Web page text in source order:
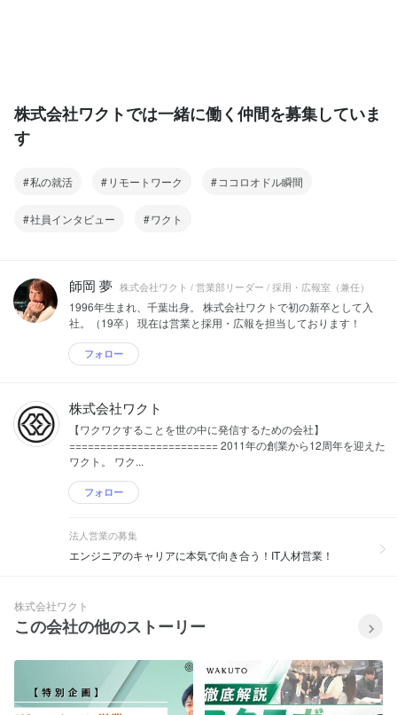
株式会社ワクトでは一緒に働く仲間を募集していま
す
私の就活 リモートワーク ココロオドル瞬間
社員インタビュー ワクト
師岡 夢 株式会社ワクト / 営業部リーダー / 採用・広報室（兼任）
1996年生まれ、千葉出身。 株式会社ワクトで初の新卒として入
社。（19卒） 現在は営業と採用・広報を担当しております！
フォロー
株式会社ワクト
【ワクワクすることを世の中に発信するための会社】
======================== 2011年の創業から12周年を迎えた
ワクト。 ワク...
フォロー
法人営業の募集
エンジニアのキャリアに本気で向き合う！IT人材営業！
株式会社ワクト
この会社の他のストーリー